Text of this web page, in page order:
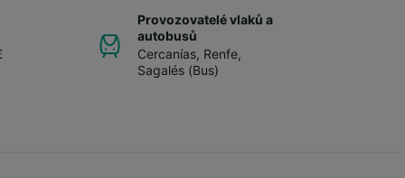
Provozovatelé vlaků a
autobusů
Cercanías, Renfe,
Sagalés (Bus)